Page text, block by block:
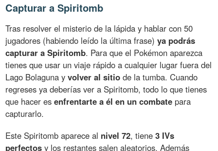
Capturar a Spiritomb
Tras resolver el misterio de la lápida y hablar con 50
jugadores (habiendo leído la última frase)ya podrás
capturar a Spiritomb. Para que el Pokémon aparezca
tienes que usar un viaje rápido a cualquier lugar fuera del
Lago Bolaguna yvolver al sitio de la tumba. Cuando
regreses ya deberías ver a Spiritomb, todo lo que tienes
que hacer esenfrentarte a él en un combate para
capturarlo.
Este Spiritomb aparece al nivel 72, tiene3 IVs
perfectos y los restantes salen aleatorios. Además